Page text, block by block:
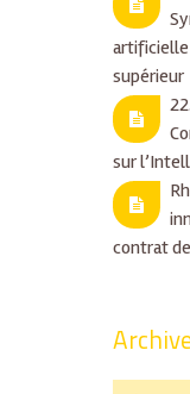
artificielle
supérieur
sur
contrat